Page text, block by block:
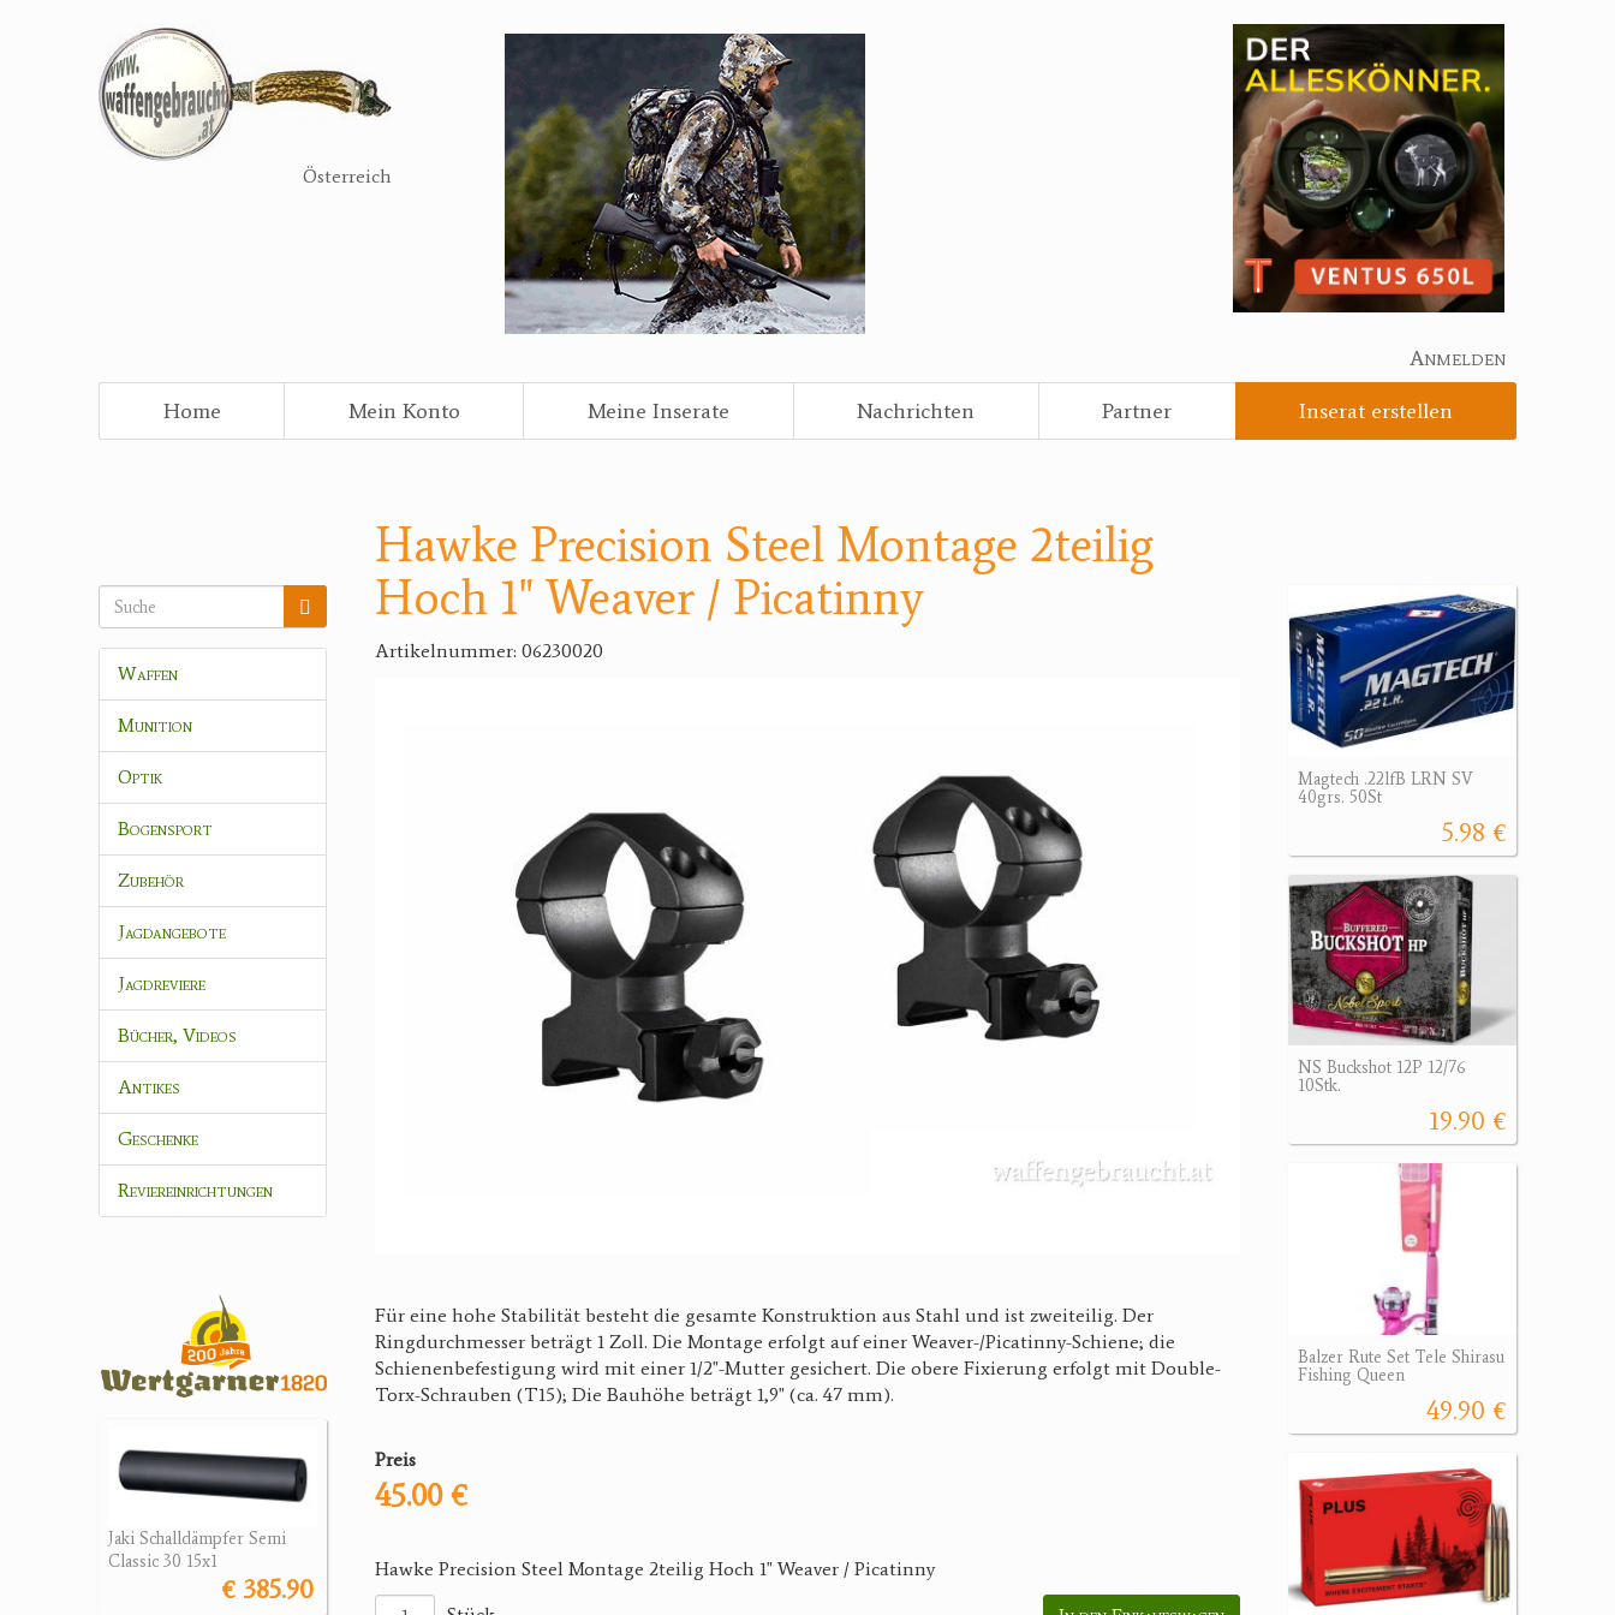
Österreich
Anmelden
Home
Mein Konto Meine Inserate Nachrichten Partner Inserat erstellen
Waffen
Munition
Optik
Bogensport
Zubehör
Jagdangebote
Jagdreviere
Bücher, Videos
Antikes
Geschenke
Reviereinrichtungen
Jaki Schalldämpfer Semi
Classic 30 15x1
€ 385.90
Hawke Precision Steel Montage 2teilig
Hoch 1" Weaver / Picatinny
Artikelnummer: 06230020
Für eine hohe Stabilität besteht die gesamte Konstruktion aus Stahl und ist zweiteilig. Der
Ringdurchmesser beträgt 1 Zoll. Die Montage erfolgt auf einer Weaver-/Picatinny-Schiene; die
Schienenbefestigung wird mit einer 1/2"-Mutter gesichert. Die obere Fixierung erfolgt mit Double-
Torx-Schrauben (T15); Die Bauhöhe beträgt 1,9" (ca. 47 mm).
Preis
45.00 €
Hawke Precision Steel Montage 2teilig Hoch 1" Weaver / Picatinny
Magtech .22lfB LRN SV
40grs. 50St
5.98 €
NS Buckshot 12P 12/76
10Stk.
19.90 €
Balzer Rute Set Tele Shirasu
Fishing Queen
49.90 €